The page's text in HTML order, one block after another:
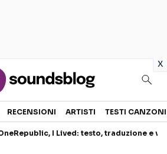
x
RECENSIONI ARTISTI TESTI CANZONI
I Lived: testo, traduzione e